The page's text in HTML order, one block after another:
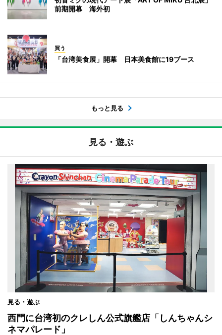
前期開幕 海外初
買う
「台湾美食展」開幕 日本美食館に19ブース
もっと見る
見る・遊ぶ
見る・遊ぶ
西門に台湾初のクレしん公式旗艦店「しんちゃんシ
ネマパレード」